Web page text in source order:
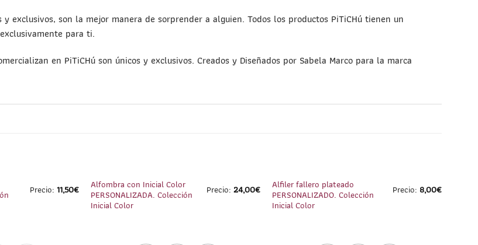
exclusivos, son la mejor manera de sorprender a alguien. Todos los productos PiTiCHú tienen un
para ti.
en PiTiCHú son únicos y exclusivos. Creados y Diseñados por Sabela Marco para la marca
Precio:11,50€ Alfombra con Inicial Color
PERSONALIZADA. Colección
Inicial Color
Precio:24,00€ Alfiler fallero plateado
PERSONALIZADO. Colección
Inicial Color
Precio: 8,00€